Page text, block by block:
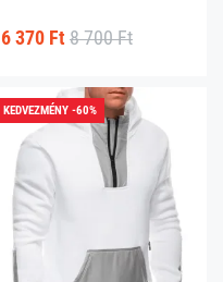
6 370 Ft 8 700 Ft
KEDVEZMÉNY -60%